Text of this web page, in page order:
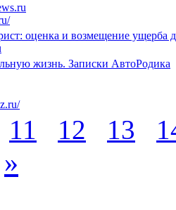
оценка и возмещение ущерба
жизнь. Записки АвтоРодика
11 12 13
»